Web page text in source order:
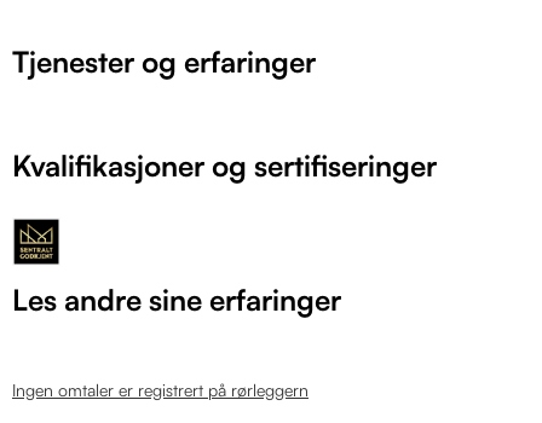
Tjenester og erfaringer
Kvalifikasjoner og sertifiseringer
Les andre sine erfaringer
Ingen omtaler er registrert på rørleggern